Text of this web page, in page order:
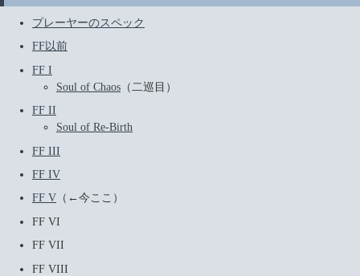
プレーヤーのスペック
FF以前
FF I
Soul of Chaos （二巡目）
FF II
Soul of Re-Birth
FF III
FF IV
FF V （←今ここ）
FF VI
FF VII
FF VIII